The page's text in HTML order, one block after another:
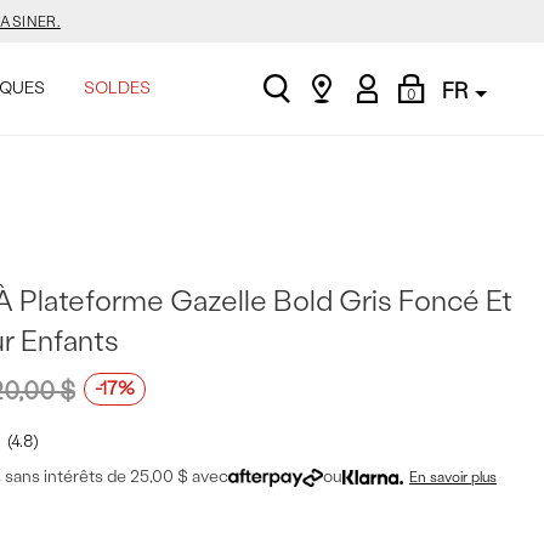
SOLDES search
Find
My
Account
0
Shopping
Bag
FR
4.8
Plateforme Gazelle Bold Gris Foncé Et
Enfants
$ -17%
sans intérêts de 25,00 $ avec ou En savoir plus